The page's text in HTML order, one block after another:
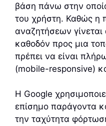
βάση πάνω στην
του χρήστη. Καθώς η
αναζητήσεων
καθοδόν προς μια
πρέπει να είναι
(mobile-responsive)
Η Google
επίσημο παράγοντα
την ταχύτητα